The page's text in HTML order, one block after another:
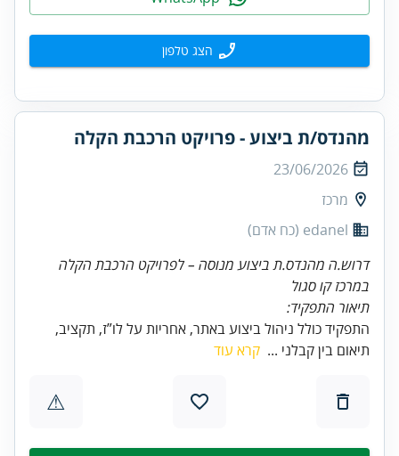
הצג טלפון
מהנדס/ת ביצוע - פרויקט הרכבת הקלה
23/06/2026
מרכז
edanel (כח אדם)
דרוש.ה מהנדס.ת ביצוע מנוסה – לפרויקט הרכבת הקלה
במרכז קו סגול
תיאור התפקיד:
התפקיד כולל ניהול ביצוע באתר, אחריות על לו”ז, תקציב,
תיאום בין קבלני ... קרא עוד
⚠